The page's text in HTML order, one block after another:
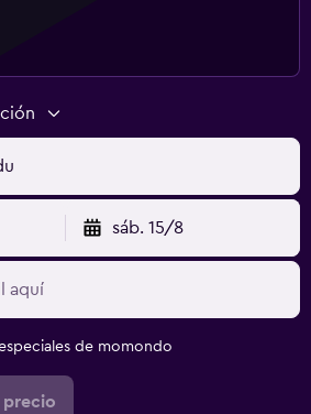
sáb. 15/8
de momondo
precio